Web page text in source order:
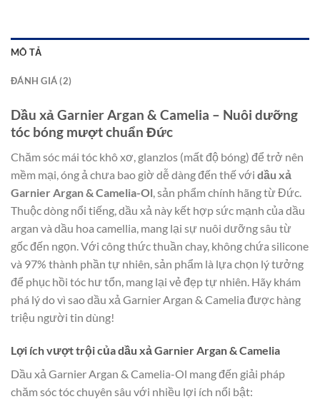
MÔ TẢ
ĐÁNH GIÁ (2)
Dầu xả Garnier Argan & Camelia – Nuôi dưỡng
tóc bóng mượt chuẩn Đức
Chăm sóc mái tóc khô xơ, glanzlos (mất độ bóng) để trở nên
mềm mại, óng ả chưa bao giờ dễ dàng đến thế với dầu xả
Garnier Argan & Camelia-Ol, sản phẩm chính hãng từ Đức.
Thuộc dòng nổi tiếng, dầu xả này kết hợp sức mạnh của dầu
argan và dầu hoa camellia, mang lại sự nuôi dưỡng sâu từ
gốc đến ngọn. Với công thức thuần chay, không chứa silicone
và 97% thành phần tự nhiên, sản phẩm là lựa chọn lý tưởng
để phục hồi tóc hư tổn, mang lại vẻ đẹp tự nhiên. Hãy khám
phá lý do vì sao dầu xả Garnier Argan & Camelia được hàng
triệu người tin dùng!
Lợi ích vượt trội của dầu xả Garnier Argan & Camelia
Dầu xả Garnier Argan & Camelia-Ol mang đến giải pháp
chăm sóc tóc chuyên sâu với nhiều lợi ích nổi bật: